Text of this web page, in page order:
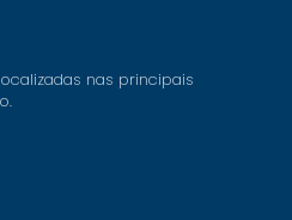
nas principais